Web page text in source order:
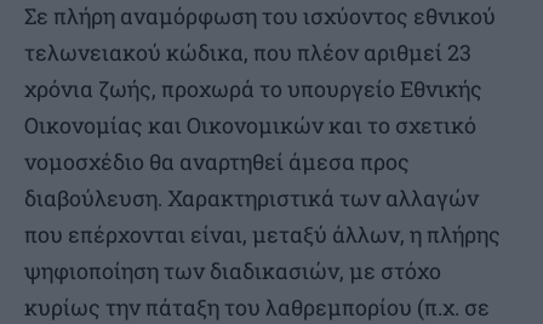
Σε πλήρη αναμόρφωση του ισχύοντος εθνικού
τελωνειακού κώδικα, που πλέον αριθμεί 23
χρόνια ζωής, προχωρά το υπουργείο Εθνικής
Οικονομίας και Οικονομικών και το σχετικό
νομοσχέδιο θα αναρτηθεί άμεσα προς
διαβούλευση. Χαρακτηριστικά των αλλαγών
που επέρχονται είναι, μεταξύ άλλων, η πλήρης
ψηφιοποίηση των διαδικασιών, με στόχο
κυρίως την πάταξη του λαθρεμπορίου (π.χ. σε